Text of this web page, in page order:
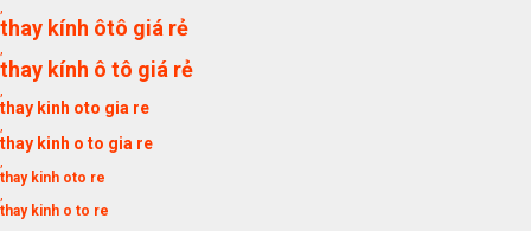
thay kính ôtô giá rẻ
thay kính ô tô giá rẻ
thay kinh oto gia re
thay kinh o to gia re
thay kinh oto re
thay kinh o to re